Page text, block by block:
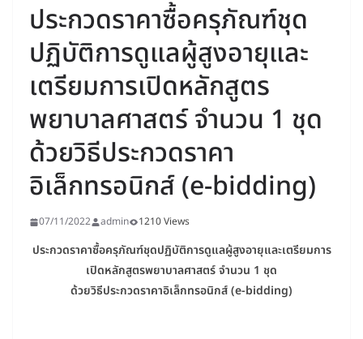
ประกวดราคาซื้อครุภัณฑ์ชุด
ปฏิบัติการดูแลผู้สูงอายุและ
เตรียมการเปิดหลักสูตร
พยาบาลศาสตร์ จำนวน 1 ชุด
ด้วยวิธีประกวดราคา
อิเล็กทรอนิกส์ (e-bidding)
07/11/2022 admin 1210 Views
ประกวดราคาซื้อครุภัณฑ์ชุดปฏิบัติการดูแลผู้สูงอายุและเตรียมการ
เปิดหลักสูตรพยาบาลศาสตร์ จำนวน 1 ชุด
ด้วยวิธีประกวดราคาอิเล็กทรอนิกส์ (e-bidding)